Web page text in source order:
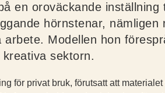
en oroväckande inställning
hörnstenar, nämligen
Modellen hon
sektorn.
för privat bruk, förutsatt att materialet